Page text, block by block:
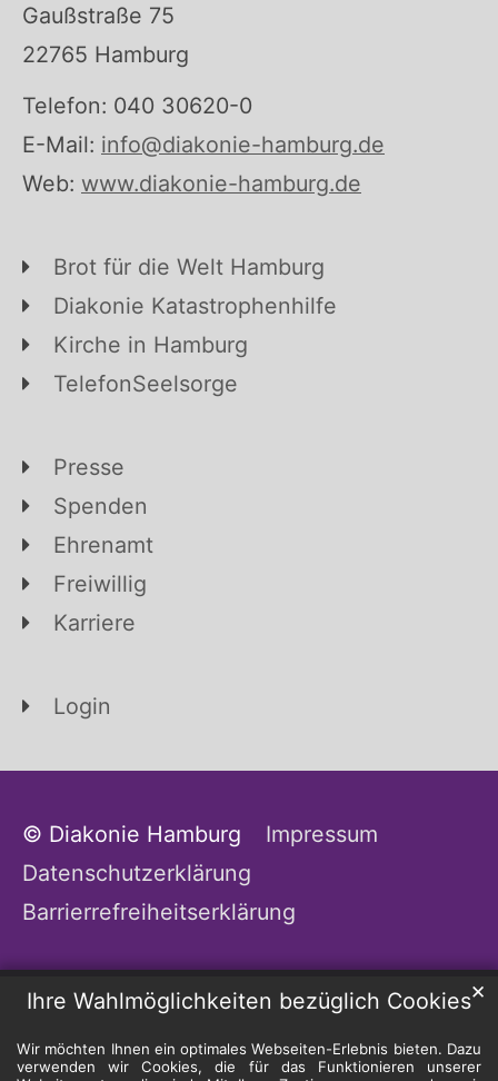
Ihre Wahlmöglichkeiten bezüglich Cookies
Wir möchten Ihnen ein optimales Webseiten-Erlebnis bieten. Dazu
verwenden wir Cookies, die für das Funktionieren unserer
✕
Gaußstraße 75
22765 Hamburg
Telefon: 040 30620-0
E-Mail: info@diakonie-hamburg.de
Web: www.diakonie-hamburg.de
Brot für die Welt Hamburg
Diakonie Katastrophenhilfe
Kirche in Hamburg
TelefonSeelsorge
Presse
Spenden
Ehrenamt
Freiwillig
Karriere
Login
© Diakonie Hamburg
Impressum
Datenschutzerklärung
Barrierrefreiheitserklärung